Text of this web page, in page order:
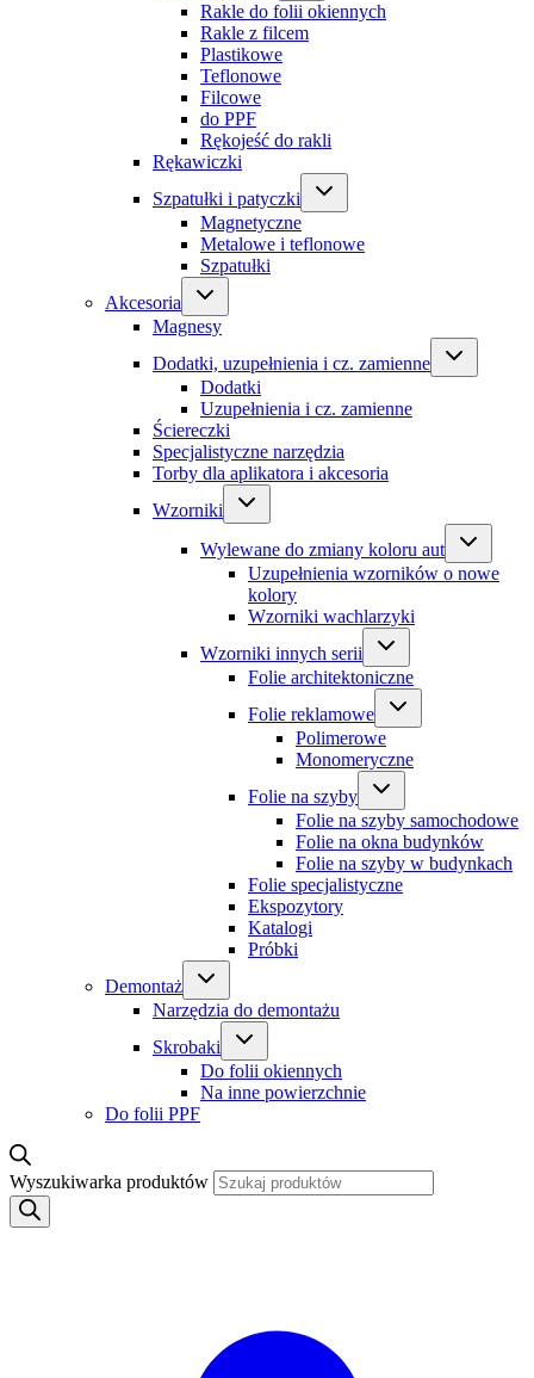
Rakle do folii okiennych
Rakle z filcem
Plastikowe
Teflonowe
Filcowe
do PPF
Rękojeść do rakli
Rękawiczki
Szpatułki i patyczki
Magnetyczne
Metalowe i teflonowe
Szpatułki
Akcesoria
Magnesy
Dodatki, uzupełnienia i cz. zamienne
Dodatki
Uzupełnienia i cz. zamienne
Ściereczki
Specjalistyczne narzędzia
Torby dla aplikatora i akcesoria
Wzorniki
Wylewane do zmiany koloru aut
Uzupełnienia wzorników o nowe
kolory
Wzorniki wachlarzyki
Wzorniki innych serii
Folie architektoniczne
Folie reklamowe
Polimerowe
Monomeryczne
Folie na szyby
Folie na szyby samochodowe
Folie na okna budynków
Folie na szyby w budynkach
Folie specjalistyczne
Ekspozytory
Katalogi
Próbki
Demontaż
Narzędzia do demontażu
Skrobaki
Do folii okiennych
Na inne powierzchnie
Do folii PPF
Wyszukiwarka produktów